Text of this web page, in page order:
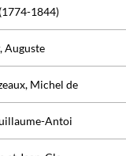
1844)
Auguste
Michel de
Antoi